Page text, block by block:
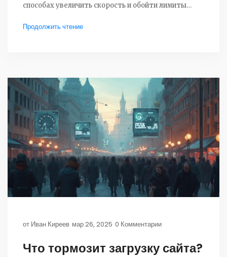
способах увеличить скорость и обойти лимиты
настройки оборудования и сервера. Если хочется
Продолжить чтение
от Иван Киреев мар 26, 2025 0 Комментарии
Что тормозит загрузку сайта?